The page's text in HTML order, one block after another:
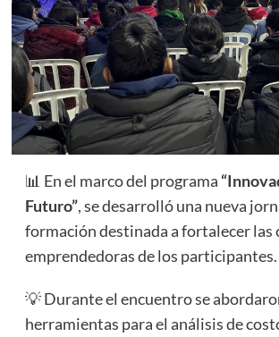
📊 En el marco del programa
Futuro”, se desarrolló una nueva
formación destinada a fortalecer las
emprendedoras de los participantes.
💡 Durante el encuentro se
herramientas para el análisis de